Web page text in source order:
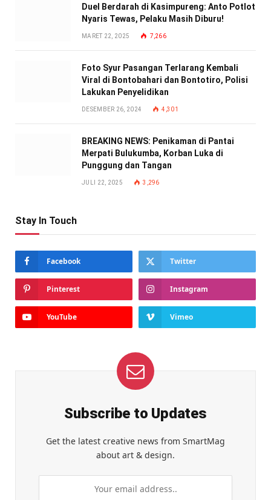
Duel Berdarah di Kasimpureng: Anto Potlot
Nyaris Tewas, Pelaku Masih Diburu!
MARET 22, 2025 7,266
Foto Syur Pasangan Terlarang Kembali
Viral di Bontobahari dan Bontotiro, Polisi
Lakukan Penyelidikan
DESEMBER 26, 2024 4,301
BREAKING NEWS: Penikaman di Pantai
Merpati Bulukumba, Korban Luka di
Punggung dan Tangan
JULI 22, 2025 3,296
Stay In Touch
Facebook Twitter
Pinterest Instagram
YouTube Vimeo
Subscribe to Updates
Get the latest creative news from SmartMag
about art & design.